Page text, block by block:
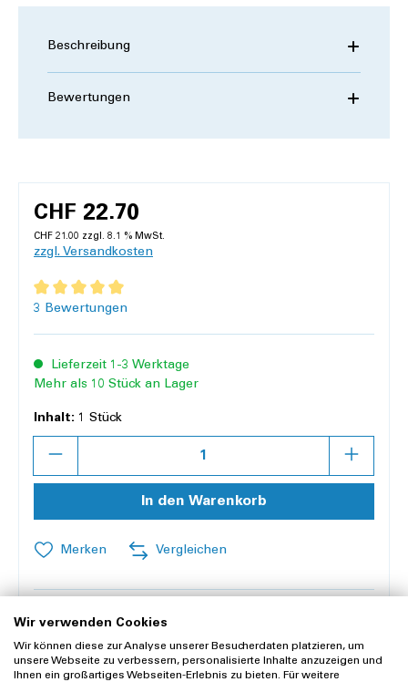
Beschreibung
Bewertungen
CHF 22.70
CHF 21.00 zzgl. 8.1 % MwSt.
zzgl. Versandkosten
Durchschnittliche Bewertung von 5 von 5 Sternen
3 Bewertungen
Lieferzeit 1-3 Werktage
Mehr als 10 Stück an Lager
Inhalt: 1 Stück
In den Warenkorb
Merken Vergleichen
Offerte anfragen
Lieferung und Rücksendung
Wir verwenden Cookies
Wir können diese zur Analyse unserer Besucherdaten platzieren, um
unsere Webseite zu verbessern, personalisierte Inhalte anzuzeigen und
Ihnen ein großartiges Webseiten-Erlebnis zu bieten. Für weitere